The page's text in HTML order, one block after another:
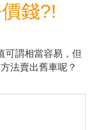
錢?!
可謂相當容易，但
法賣出舊車呢？